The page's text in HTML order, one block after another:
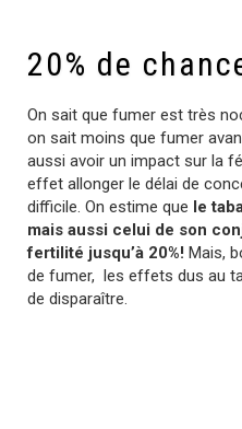
20% de
On sait que fumer est très
on sait moins que fumer
aussi avoir un impact sur la
effet allonger le délai de
difficile. On estime que le
mais aussi celui de son
fertilité jusqu’à 20%! Mais,
de fumer, les effets dus au
de disparaître.